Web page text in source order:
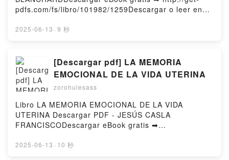
pdfs.com/fs/libro/101982/1259Descargar o leer en
Mobi) de KEITH BLANCHARD.REVERBERACIÓN
BLANCHARD Leer en línea , REVERBERACIÓN
KEITH BLANCHARD Audiolibro, REVERBERACIÓN
KEITH BLANCHARD VK, REVERBERACIÓN KEITH
BLANCHARD Kindle, REVERBERACIÓN KEITH
BLANCHARD Epub VK, REVERBERACIÓN KEITH
BLANCHARD Descargar gratisPowered by Firstory
Hosting
2025-06-13 · 9 秒
[Descargar pdf] LA MEMORIA
EMOCIONAL DE LA VIDA UTERINA
zorohulesass
Libro LA MEMORIA EMOCIONAL DE LA VIDA
UTERINA Descargar PDF - JESÚS CASLA
FRANCISCODescargar eBook gratis ➡
leer en línea LA MEMORIA EMOCIONAL DE LA VIDA
2025-06-13 · 10 秒